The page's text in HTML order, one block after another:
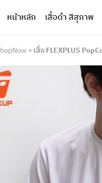
ม
ม
าน
รรม
หน้าหลัก เสื้อดำ สีสุภาพ
»เสื้อ FLEXPLUS